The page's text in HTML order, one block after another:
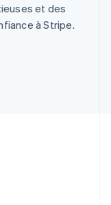
et des
à Stripe.